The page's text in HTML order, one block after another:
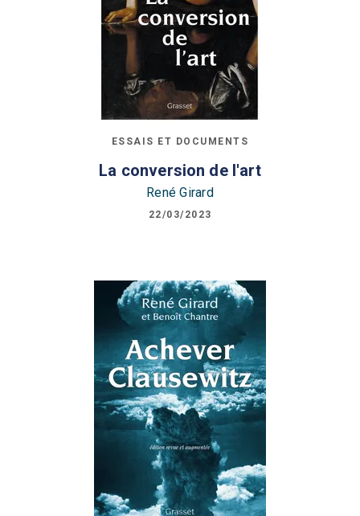
ESSAIS ET DOCUMENTS
La conversion de l'art
René Girard
22/03/2023